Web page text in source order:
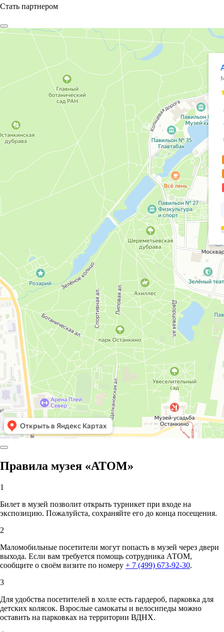
Стать партнером
Правила музея «АТОМ»
1
Билет в музей позволит открыть турникет при входе на
экспозицию. Пожалуйста, сохраняйте его до конца посещения.
2
Маломобильные посетители могут попасть в музей через двери
выхода. Если вам требуется помощь сотрудника АТОМ,
сообщите о своём визите по номеру + 7 (499) 673-92-30.
3
Для удобства посетителей в холле есть гардероб, парковка для
детских колясок. Взрослые самокаты и велосипеды можно
оставить на парковках на территории ВДНХ.